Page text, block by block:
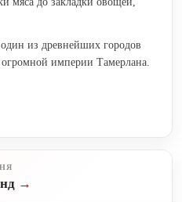
из древнейших городов
империи Тамерлана.